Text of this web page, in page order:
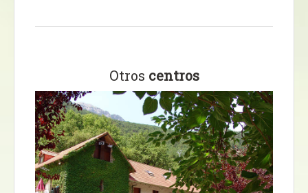
Otros centros